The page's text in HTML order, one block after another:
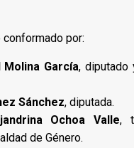
conformado por:
Molina García, diputado
Sánchez, diputada.
Ochoa Valle,
de Género.